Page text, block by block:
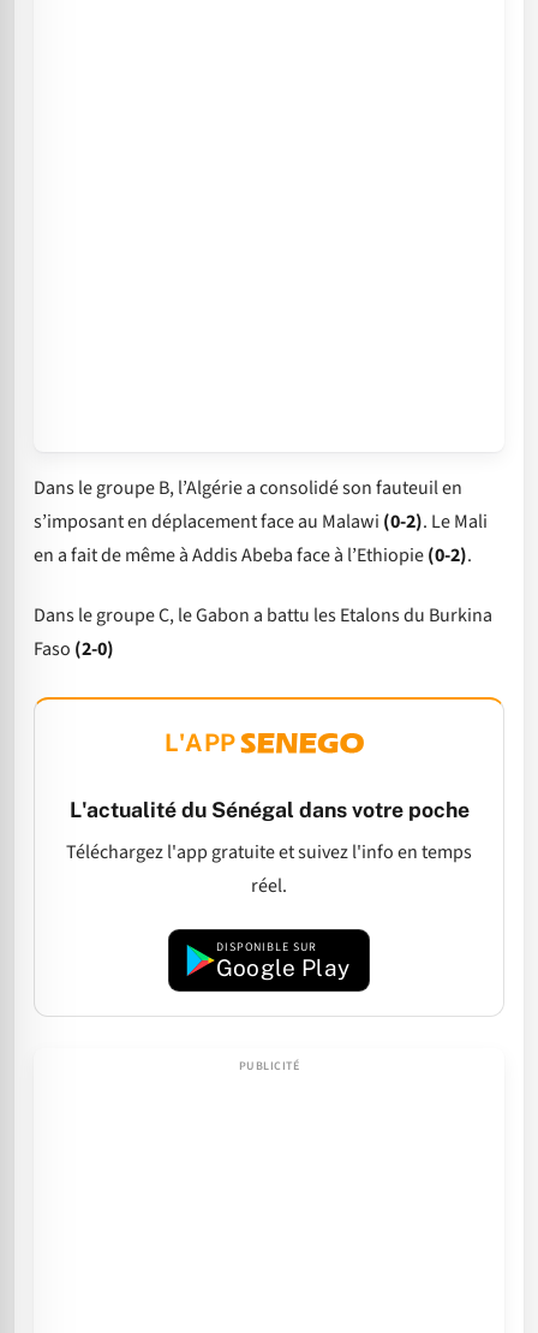
Dans le groupe B, l’Algérie a consolidé son fauteuil en
s’imposant en déplacement face au Malawi (0-2). Le Mali
en a fait de même à Addis Abeba face à l’Ethiopie(0-2).
Dans le groupe C, le Gabon a battu les Etalons du Burkina
Faso (2-0)
L'APP
L'actualité du Sénégal dans votre poche
Téléchargez l'app gratuite et suivez l'info en temps
réel.
DISPONIBLE SUR
Google Play